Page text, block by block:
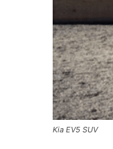
Kia EV5 SUV